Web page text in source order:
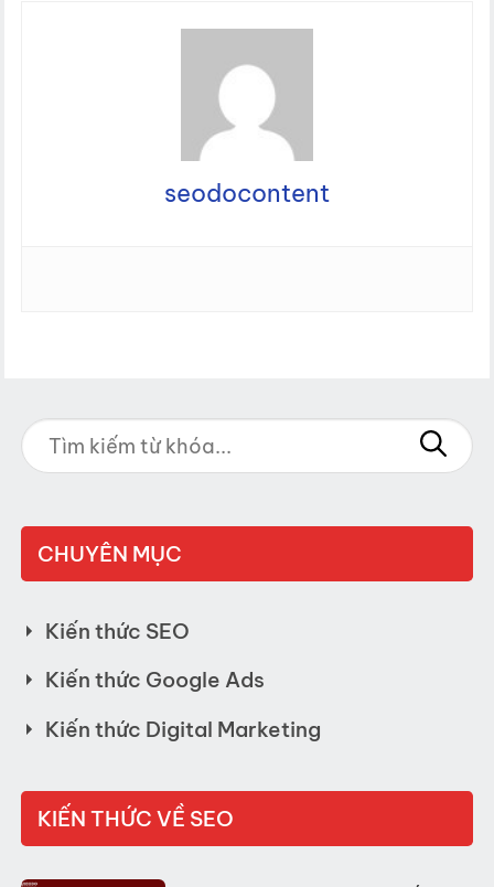
seodocontent
CHUYÊN MỤC
Kiến thức SEO
Kiến thức Google Ads
Kiến thức Digital Marketing
KIẾN THỨC VỀ SEO